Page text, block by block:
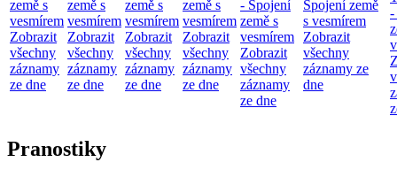
země s
vesmírem
Zobrazit
všechny
záznamy
ze dne
země s
vesmírem
Zobrazit
všechny
záznamy
ze dne
země s
vesmírem
Zobrazit
všechny
záznamy
ze dne
země s
vesmírem
Zobrazit
všechny
záznamy
ze dne
- Spojení
země s
vesmírem
Zobrazit
všechny
záznamy
ze dne
Spojení země
s vesmírem
Zobrazit
všechny
záznamy ze
dne
-
Pranostiky